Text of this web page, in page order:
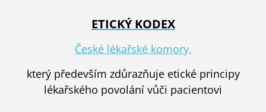
ETICKÝ KODEX
České lékařské komory,
který především zdůrazňuje etické principy
lékařského povolání vůči pacientovi